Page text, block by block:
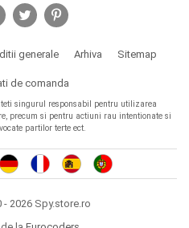
generale Arhiva Sitemap
de comanda
singurul responsabil pentru utilizarea
precum si pentru actiuni rau intentionate si
partilor terte ect.
- 2026 Spy.store.ro